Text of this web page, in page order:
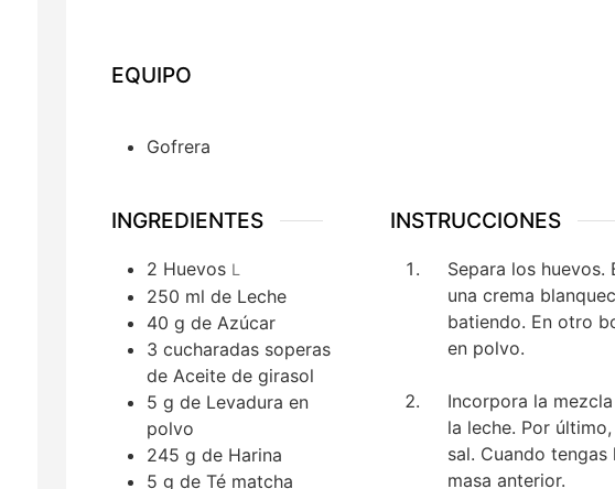
Gofrera
INGREDIENTES
2 Huevos L
250 ml de Leche
40 g de Azúcar
3 cucharadas soperas
de Aceite de girasol
5 g de Levadura en
polvo
245 g de Harina
5 g de Té matcha
INSTRUCCIONES
Separa los
una crema
batiendo. En otro
en polvo.
Incorpora la
la leche. Por
sal. Cuando
masa anterior.